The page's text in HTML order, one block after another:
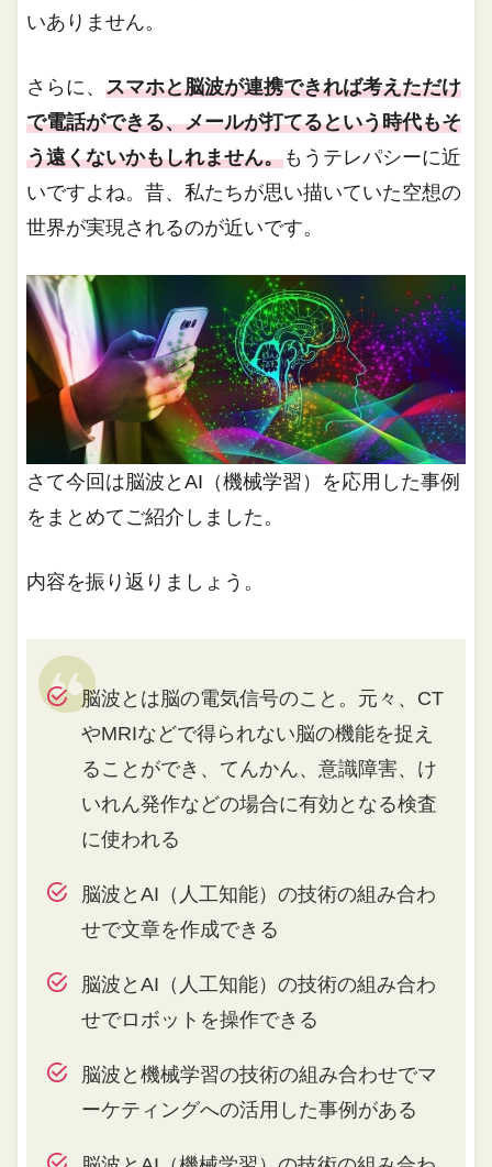
いありません。
さらに、スマホと脳波が連携できれば考えただけ
で電話ができる、メールが打てるという時代もそ
う遠くないかもしれません。もうテレパシーに近
いですよね。昔、私たちが思い描いていた空想の
世界が実現されるのが近いです。
さて今回は脳波とAI（機械学習）を応用した事例
をまとめてご紹介しました。
内容を振り返りましょう。
脳波とは脳の電気信号のこと。元々、CT
やMRIなどで得られない脳の機能を捉え
ることができ、てんかん、意識障害、け
いれん発作などの場合に有効となる検査
に使われる
脳波とAI（人工知能）の技術の組み合わ
せで文章を作成できる
脳波とAI（人工知能）の技術の組み合わ
せでロボットを操作できる
脳波と機械学習の技術の組み合わせでマ
ーケティングへの活用した事例がある